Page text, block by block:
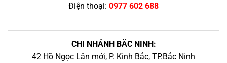
Điện thoại: 0977 602 688
CHI NHÁNH BẮC NINH:
42 Hồ Ngọc Lân mới, P. Kinh Bắc, TP.Bắc Ninh